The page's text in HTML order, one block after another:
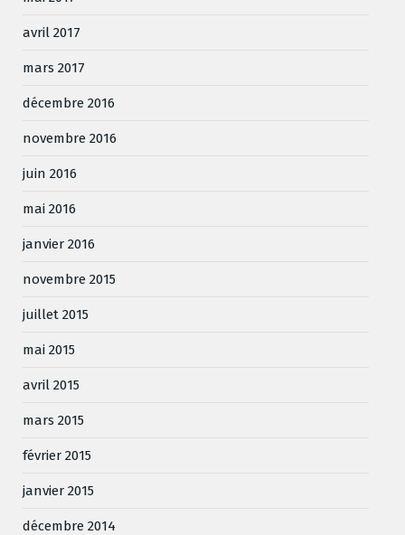
avril 2017
mars 2017
décembre 2016
novembre 2016
juin 2016
mai 2016
janvier 2016
novembre 2015
juillet 2015
mai 2015
avril 2015
mars 2015
février 2015
janvier 2015
décembre 2014